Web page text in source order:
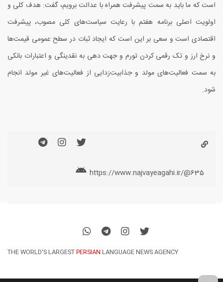
است که ما باید به سمت پیشرفت همراه با عدالت برویم، گفت: هدف کلی و
اولویت اصلی برنامه هفتم با رعایت سیاست‌های کلی مصوب، پیشرفت
اقتصادی است و سعی بر این است که ایجاد ثبات در سطح عمومی قیمت‌ها
و نرخ ارز و تک رقمی کردن تورم و جهت دهی به نقدینگی و اعتبارات بانکی
به سمت فعالیت‌های مولد و جذابیت‌زدایی از فعالیت‌های غیر مولد انجام
شود.
https://www.najvayeagahi.ir/@635
THE WORLD'S LARGESTPERSIAN LANGUAGE NEWS AGENCY